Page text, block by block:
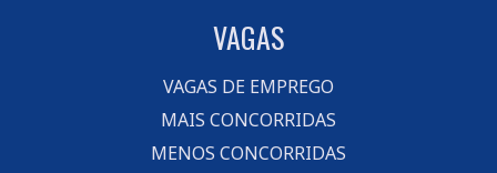
VAGAS
VAGAS DE EMPREGO
MAIS CONCORRIDAS
MENOS CONCORRIDAS